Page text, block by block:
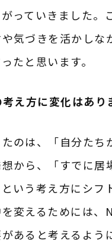
っていきました。
気づきを活かしな
たと思います。
考え方に変化はあり
のは、「自分たち
から、「すでに居
いう考え方にシフ
変えるためには、
あると考えるよう